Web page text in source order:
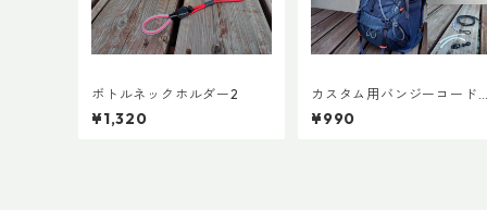
ボトルネックホルダー2
¥1,320
カスタム用バンジーコード
er.3
¥990